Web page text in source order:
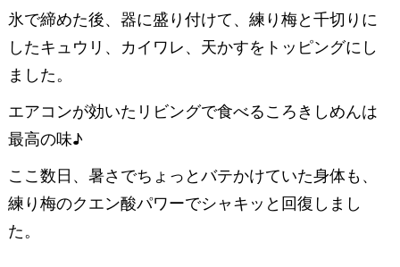
氷で締めた後、器に盛り付けて、練り梅と千切りに
したキュウリ、カイワレ、天かすをトッピングにし
ました。
エアコンが効いたリビングで食べるころきしめんは
最高の味♪
ここ数日、暑さでちょっとバテかけていた身体も、
練り梅のクエン酸パワーでシャキッと回復しまし
た。